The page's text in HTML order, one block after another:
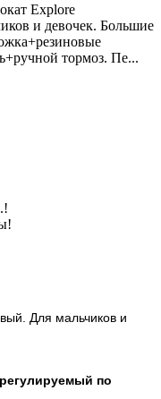
Explore
и девочек. Большие
тормоз. Пе...
Для мальчиков и
по